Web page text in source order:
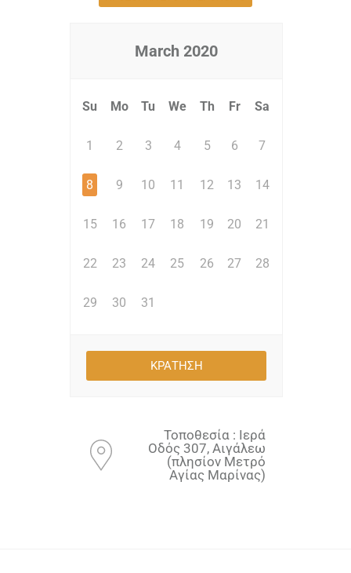
March 2020
Su Mo Tu We Th Fr Sa
1 2 3 4 5 6 7
8 9 10 11 12 13 14
15 16 17 18 19 20 21
22 23 24 25 26 27 28
29 30 31
Τοποθεσία : Ιερά
Οδός 307, Αιγάλεω
(πλησίον Μετρό
Αγίας Μαρίνας)